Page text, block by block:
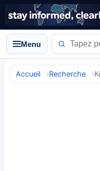
Menu
Accueil Recherche